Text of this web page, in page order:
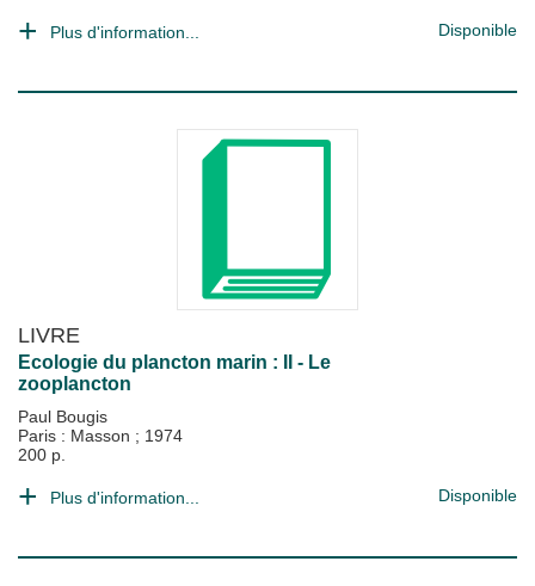
Plus d'information... Disponible
LIVRE
Ecologie du plancton marin : II - Le
zooplancton
Paul Bougis
Paris : Masson ; 1974
200 p.
Plus d'information... Disponible